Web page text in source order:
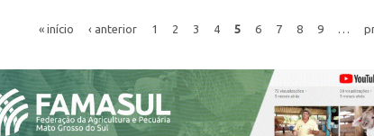
« início ‹ anterior 1 2 3 4 5 6 7 8 9 …